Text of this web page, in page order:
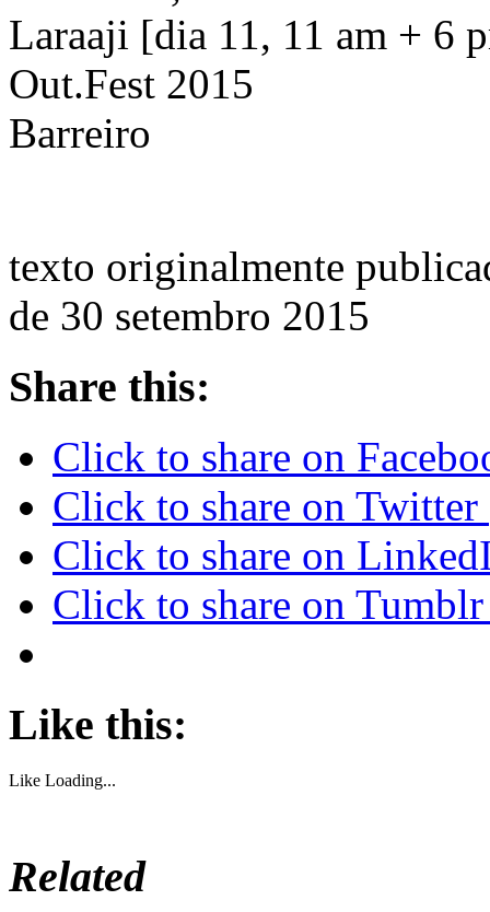
Laraaji [dia 11, 11 am + 6
Out.Fest 2015
Barreiro
texto originalmente
de 30 setembro 2015
Share this:
Click to share on
Click to share on
Click to share on
Click to share on
Like this:
Like Loading...
Related